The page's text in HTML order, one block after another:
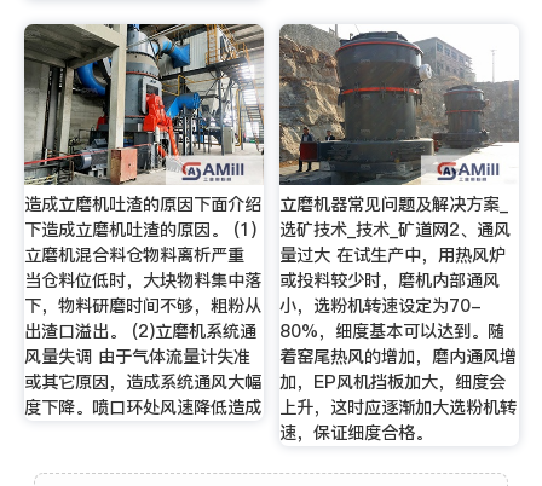
造成立磨机吐渣的原因下面介绍
下造成立磨机吐渣的原因。 (1)
立磨机混合料仓物料离析严重
当仓料位低时，大块物料集中落
下，物料研磨时间不够，粗粉从
出渣口溢出。 (2)立磨机系统通
风量失调 由于气体流量计失准
或其它原因，造成系统通风大幅
度下降。喷口环处风速降低造成
立磨机器常见问题及解决方案_
选矿技术_技术_矿道网2、通风
量过大 在试生产中，用热风炉
或投料较少时，磨机内部通风
小，选粉机转速设定为70-
80%，细度基本可以达到。随
着窑尾热风的增加，磨内通风增
加，EP风机挡板加大，细度会
上升，这时应逐渐加大选粉机转
速，保证细度合格。